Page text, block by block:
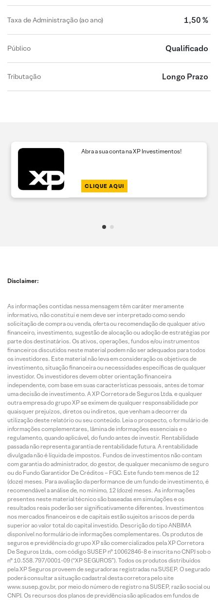
Taxa de Administração (ao ano) 1,50 %
Público Qualificado
Tributação Longo Prazo
Abra a sua conta na XP Investimentos!
CLIQUE AQUI
Disclaimer:
As informações contidas nessa mensagem têm caráter meramente
informativo, não constitui e nem deve ser interpretado como sendo
solicitação de compra ou venda, oferta ou recomendação de qualquer ativo
financeiro, investimento, sugestão de alocação ou adoção de estratégias por
parte dos destinatários. Os ativos, operações, fundos e/ou instrumentos
financeiros discutidos neste material podem não ser adequados para todos
os investidores. Este material não leva em consideração os objetivos de
investimento, situação financeira ou necessidades específicas de qualquer
investidor. Os investidores devem obter orientação financeira
independente, com base em suas características pessoais, antes de tomar
uma decisão de investimento. A XP Corretora de Seguros Ltda. e qualquer
outra empresa do grupo XP se eximem de qualquer responsabilidade por
quaisquer prejuízos, diretos ou indiretos, que venham a decorrer da
utilização deste relatório ou seu conteúdo. Leia o prospecto, o formulário de
informações complementares, lâmina de informações essenciais e o
regulamento, quando aplicável, do fundo antes de investir. Rentabilidade
passada não representa garantia de rentabilidade futura. A rentabilidade
divulgada não é líquida de impostos. Fundos de investimentos não contam
com garantia do administrador, do gestor, de qualquer mecanismo de seguro
ou do Fundo Garantidor De Créditos – FGC. Este fundo tem menos de 12
(doze) meses. Para avaliação da performance de um fundo de investimento, é
recomendável a análise de, no mínimo, 12 (doze) meses. As informações
presentes neste material técnico são baseadas em simulações e os
resultados reais poderão ser significativamente diferentes. Investimentos
nos mercados financeiros e de capitais estão sujeitos a riscos de perda
superior ao valor total do capital investido. Descrição do tipo ANBIMA
disponível no formulário de informações complementares. Os produtos de
seguros e previdência do grupo XP são comercializados pela XP Corretora
De Seguros Ltda., com código SUSEP n° 10062846-8 e inscrita no CNPJ sob o
n° 10.558.797/0001-09 (“XP SEGUROS”). Todos os produtos distribuídos
pela XP Seguros proveem de seguradoras registradas na SUSEP. O segurado
poderá consultar a situação cadastral desta corretora pelo site
www.susep.gov.br, por meio do número de registro na SUSEP, razão social ou
CNPJ. Os recursos dos planos de previdência são aplicados em fundos de